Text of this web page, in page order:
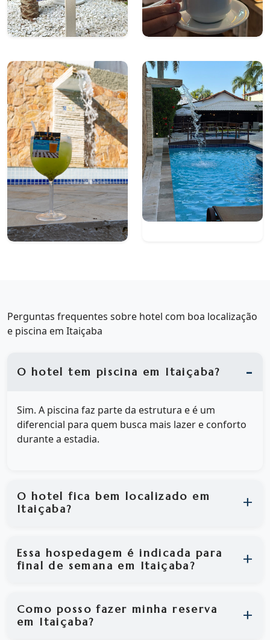
Perguntas frequentes sobre hotel com boa localização
e piscina em Itaiçaba
O hotel tem piscina em Itaiçaba?
Sim. A piscina faz parte da estrutura e é um
diferencial para quem busca mais lazer e conforto
durante a estadia.
O hotel fica bem localizado em
Itaiçaba?
Essa hospedagem é indicada para
final de semana em Itaiçaba?
Como posso fazer minha reserva
em Itaiçaba?